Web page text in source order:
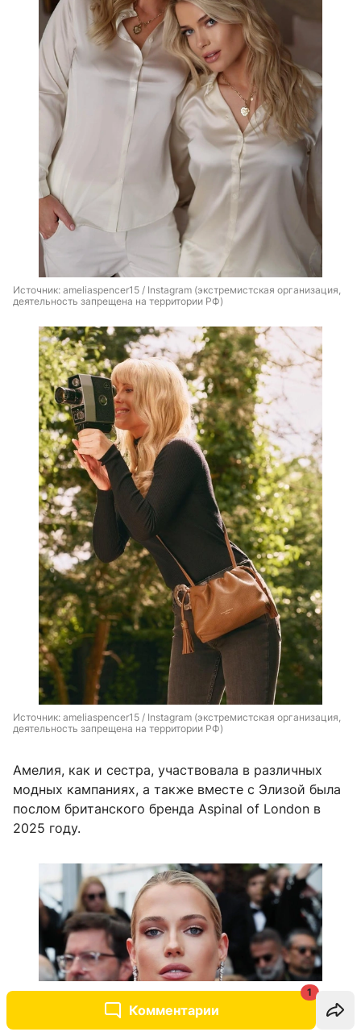
Комментарии
1
Источник: ameliaspencer15 / Instagram (экстремистская организация,
деятельность запрещена на территории РФ)
Источник: ameliaspencer15 / Instagram (экстремистская организация,
деятельность запрещена на территории РФ)
Амелия, как и сестра, участвовала в различных
модных кампаниях, а также вместе с Элизой была
послом британского бренда Aspinal of London в
2025 году.